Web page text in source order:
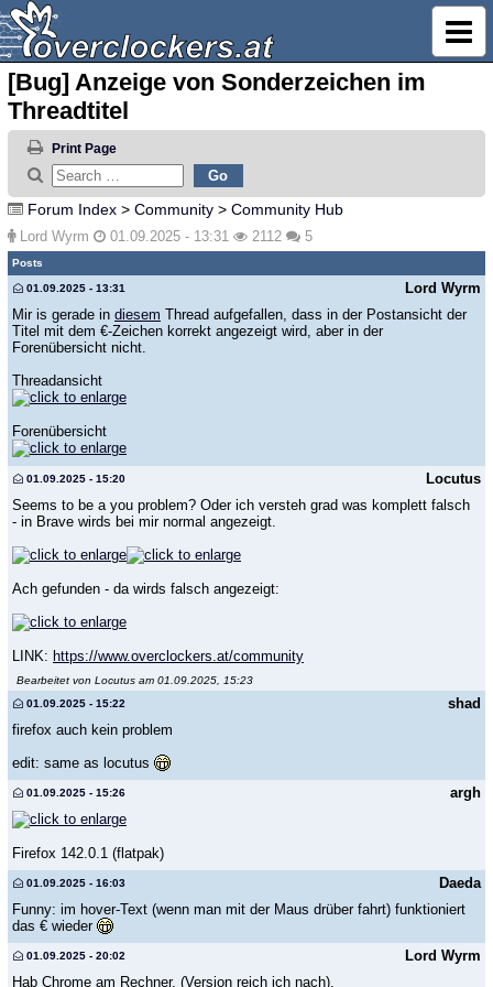
[Bug] Anzeige von Sonderzeichen im
Threadtitel
Print Page
Forum Index > Community > Community Hub
Lord Wyrm 01.09.2025 - 13:31 2112 5
Posts
Lord Wyrm
01.09.2025 - 13:31
Mir is gerade in diesem Thread aufgefallen, dass in der Postansicht der
Titel mit dem €-Zeichen korrekt angezeigt wird, aber in der
Forenübersicht nicht.
Threadansicht
Forenübersicht
Locutus
01.09.2025 - 15:20
Seems to be a you problem? Oder ich versteh grad was komplett falsch
- in Brave wirds bei mir normal angezeigt.
Ach gefunden - da wirds falsch angezeigt:
LINK: https://www.overclockers.at/community
Bearbeitet von Locutus am 01.09.2025, 15:23
shad
01.09.2025 - 15:22
firefox auch kein problem
edit: same as locutus
argh
01.09.2025 - 15:26
Firefox 142.0.1 (flatpak)
Daeda
01.09.2025 - 16:03
Funny: im hover-Text (wenn man mit der Maus drüber fahrt) funktioniert
das € wieder
Lord Wyrm
01.09.2025 - 20:02
Hab Chrome am Rechner. (Version reich ich nach).